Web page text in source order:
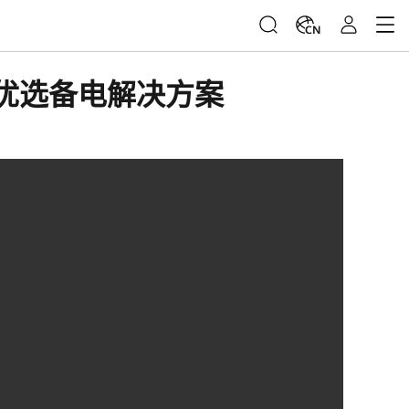
CN
选备电解决方案